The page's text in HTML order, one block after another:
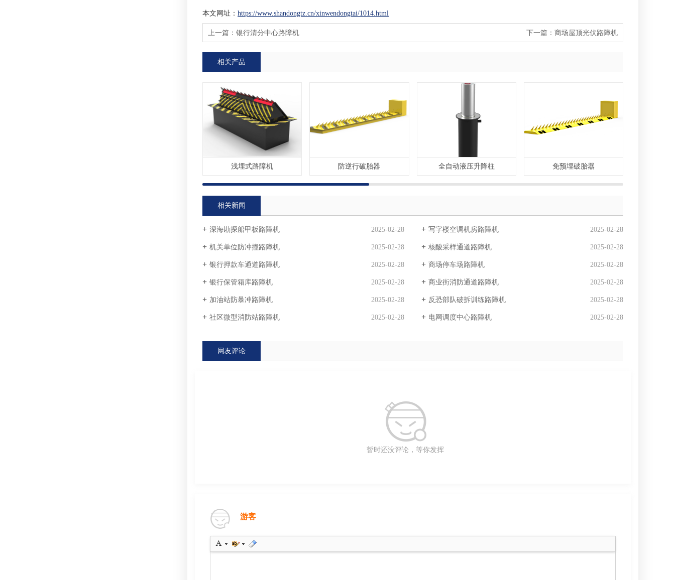
本文网址： https://www.shandongtz.cn/xinwendongtai/1014.html
上一篇： 银行清分中心路障机 下一篇： 商场屋顶光伏路障机
相关产品
浅埋式路障机 防逆行破胎器 全自动液压升降柱 免预埋破胎器
相关新闻
深海勘探船甲板路障机 2025-02-28 写字楼空调机房路障机 2025-02-28
机关单位防冲撞路障机 2025-02-28 核酸采样通道路障机 2025-02-28
银行押款车通道路障机 2025-02-28 商场停车场路障机 2025-02-28
银行保管箱库路障机 2025-02-28 商业街消防通道路障机 2025-02-28
加油站防暴冲路障机 2025-02-28 反恐部队破拆训练路障机 2025-02-28
社区微型消防站路障机 2025-02-28 电网调度中心路障机 2025-02-28
网友评论
暂时还没评论，等你发挥
游客